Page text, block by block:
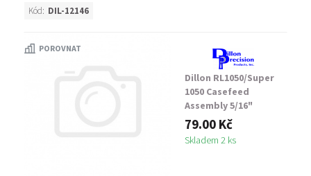
Kód: DIL-12146
POROVNAT
Dillon RL1050/Super
1050 Casefeed
Assembly 5/16"
Washer
79.00 Kč
Skladem 2 ks